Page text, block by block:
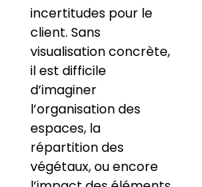
incertitudes pour le
client. Sans
visualisation concrète,
il est difficile
d’imaginer
l’organisation des
espaces, la
répartition des
végétaux, ou encore